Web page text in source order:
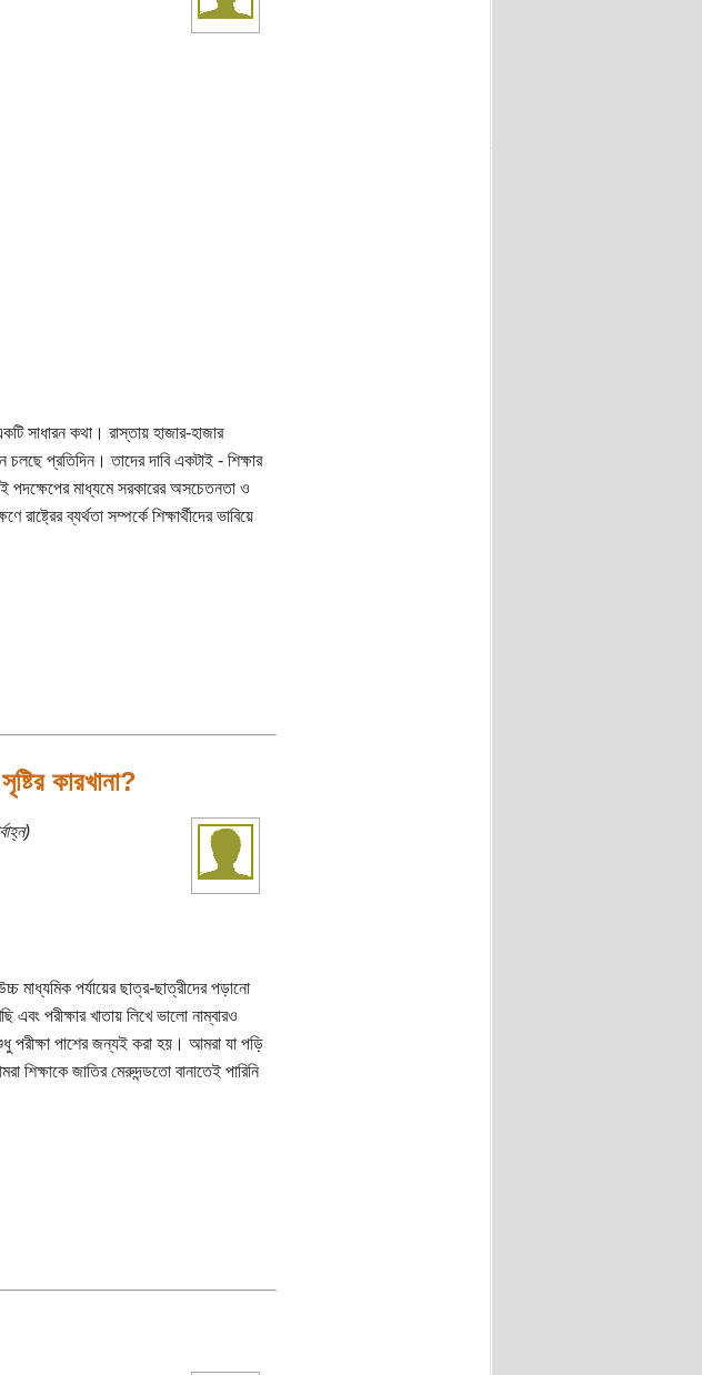
সাধারন কথা। রাস্তায় হাজার-হাজার
চলছে প্রতিদিন। তাদের দাবি একটাই - শিক্ষার
মাধ্যমে সরকারের অসচেতনতা ও
ব্যর্থতা সম্পর্কে শিক্ষার্থীদের ভাবিয়ে
কারখানা?
মাধ্যমিক পর্যায়ের ছাত্র-ছাত্রীদের পড়ানো
পরীক্ষার খাতায় লিখে ভালো নাম্বারও
পাশের জন্যই করা হয়। আমরা যা পড়ি
জাতির মেরুদন্ডতো বানাতেই পারিনি